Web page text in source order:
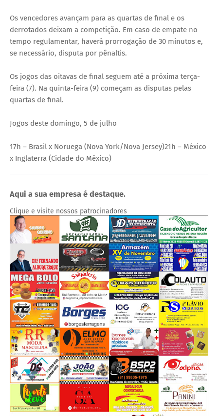
Os vencedores avançam para as quartas de final e os
derrotados deixam a competição. Em caso de empate no
tempo regulamentar, haverá prorrogação de 30 minutos e,
se necessário, disputa por pênaltis.
Os jogos das oitavas de final seguem até a próxima terça-
feira (7). Na quinta-feira (9) começam as disputas pelas
quartas de final.
Jogos deste domingo, 5 de julho
17h – Brasil x Noruega (Nova York/Nova Jersey)21h – México
x Inglaterra (Cidade do México)
Aqui a sua empresa é destaque.
Clique e visite nossos patrocinadores